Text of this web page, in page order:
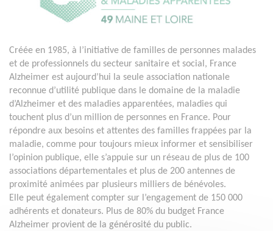
Créée en 1985, à l’initiative de familles de personnes malades
et de professionnels du secteur sanitaire et social, France
Alzheimer est aujourd’hui la seule association nationale
reconnue d’utilité publique dans le domaine de la maladie
d’Alzheimer et des maladies apparentées, maladies qui
touchent plus d’un million de personnes en France. Pour
répondre aux besoins et attentes des familles frappées par la
maladie, comme pour toujours mieux informer et sensibiliser
l’opinion publique, elle s’appuie sur un réseau de plus de 100
associations départementales et plus de 200 antennes de
proximité animées par plusieurs milliers de bénévoles.
Elle peut également compter sur l’engagement de 150 000
adhérents et donateurs. Plus de 80% du budget France
Alzheimer provient de la générosité du public.